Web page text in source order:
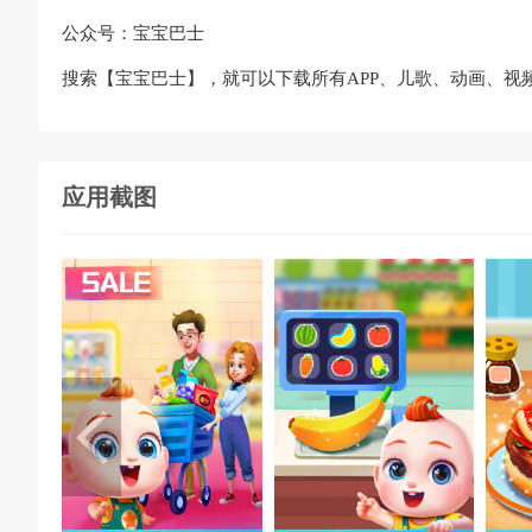
公众号：宝宝巴士
搜索【宝宝巴士】，就可以下载所有APP、儿歌、动画、视
应用截图